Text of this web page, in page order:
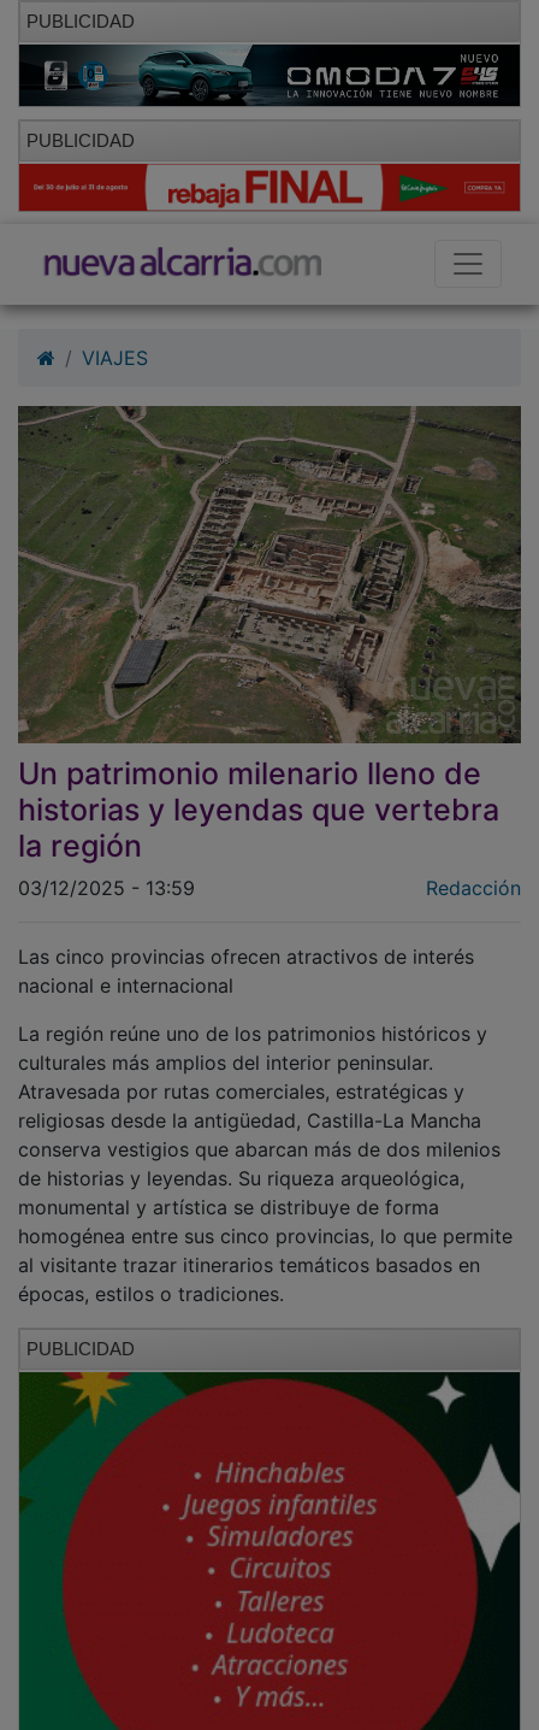
PUBLICIDAD
PUBLICIDAD
Un patrimonio milenario lleno de
historias y leyendas que vertebra
la región
03/12/2025 - 13:59
nacional e internacional
culturales más amplios del interior peninsular.
Atravesada por rutas comerciales, estratégicas y
religiosas desde la antigüedad, Castilla-La Mancha
conserva vestigios que abarcan más de dos milenios
de historias y leyendas. Su riqueza arqueológica,
monumental y artística se distribuye de forma
homogénea entre sus cinco provincias, lo que permite
al visitante trazar itinerarios temáticos basados en
épocas, estilos o tradiciones.